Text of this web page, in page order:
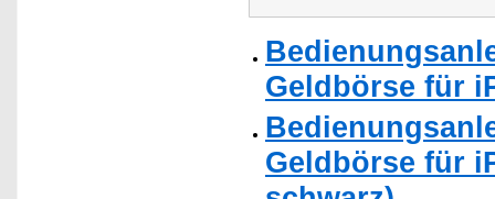
Geldbörse für
Geldbörse für